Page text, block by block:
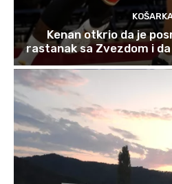
Kenan otkrio da je
rastanak sa Zvezdom i